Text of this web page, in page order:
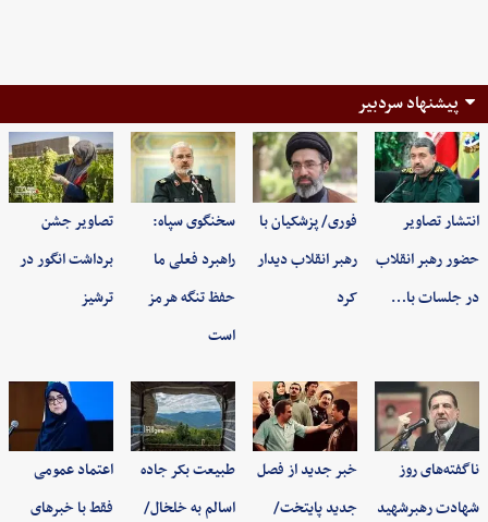
پیشنهاد سردبیر
انتشار تصاویر
حضور رهبر انقلاب
در جلسات با…
فوری/ پزشکیان با
رهبر انقلاب دیدار
کرد
سخنگوی سپاه:
راهبرد فعلی ما
حفظ تنگه هرمز
است
تصاویر جشن
برداشت انگور در
ترشیز
ناگفته‌های روز
شهادت رهبرشهید
خبر جدید از فصل
جدید پایتخت/
طبیعت بکر جاده
اسالم به خلخال/
اعتماد عمومی
فقط با خبرهای